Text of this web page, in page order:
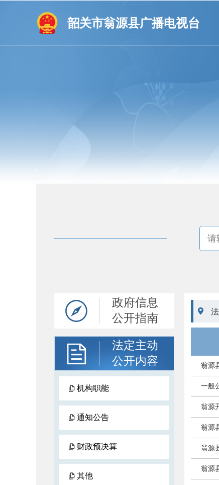
韶关市翁源县广播电视台
政府信息
公开指南
法定主动
公开内容
机构职能
通知公告
财政预决算
其他

翁源
一般
翁源
翁源
翁源
翁源